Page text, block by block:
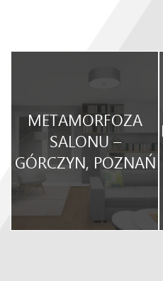
METAMORFOZA
SALONU –
GÓRCZYN, POZNAŃ